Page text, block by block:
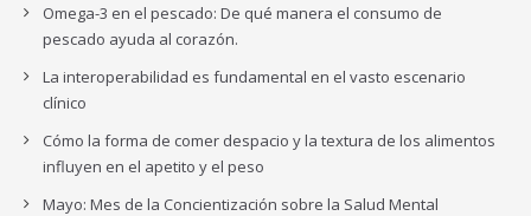
Omega-3 en el pescado: De qué manera el consumo de
pescado ayuda al corazón.
La interoperabilidad es fundamental en el vasto escenario
clínico
Cómo la forma de comer despacio y la textura de los alimentos
influyen en el apetito y el peso
Mayo: Mes de la Concientización sobre la Salud Mental